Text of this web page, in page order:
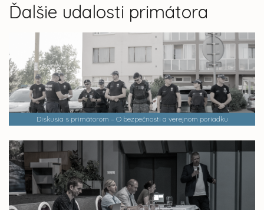
Ďalšie udalosti primátora
Diskusia s primátorom – O bezpečnosti a verejnom poriadku